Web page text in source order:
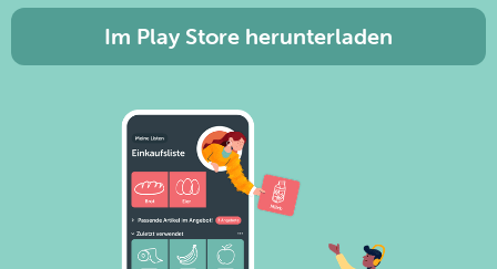
Im Play Store herunterladen